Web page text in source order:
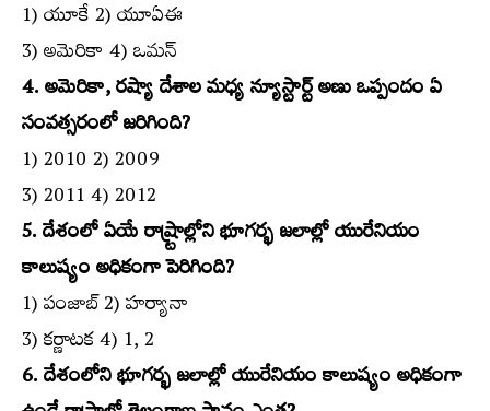
1) యూకే 2) యూఏఈ
3) అమెరికా 4) ఒమన్‌
4. అమెరికా, రష్యా దేశాల మధ్య న్యూస్టార్ట్‌ అణు ఒప్పందం ఏ
సంవత్సరంలో జరిగింది?
1) 2010 2) 2009
3) 2011 4) 2012
5. దేశంలో ఏయే రాష్ర్టాల్లోని భూగర్భ జలాల్లో యురేనియం
కాలుష్యం అధికంగా పెరిగింది?
1) పంజాబ్‌ 2) హర్యానా
3) కర్ణాటక 4) 1, 2
6. దేశంలోని భూగర్భ జలాల్లో యురేనియం కాలుష్యం అధికంగా